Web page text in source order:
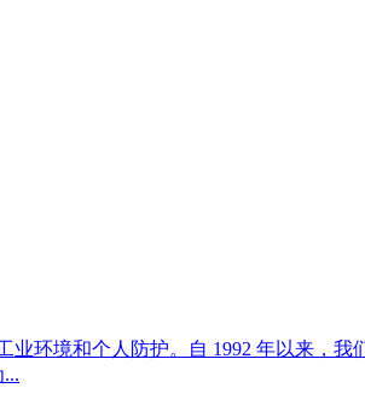
业环境和个人防护。自 1992 年以来，